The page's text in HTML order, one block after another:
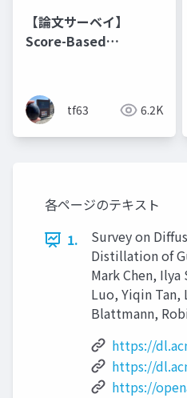
【論文サーベイ】
Score-Based
tf63 6.2K
各ページのテキスト
1.
Survey on
Distillation of
Mark Chen,
Luo, Yiqin Tan,
Blattmann,
https://
https://
https://